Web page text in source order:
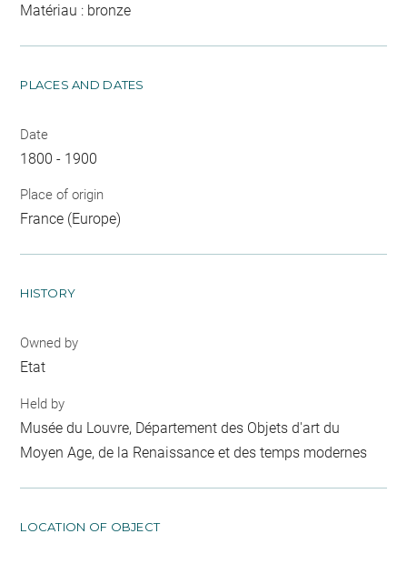
Matériau : bronze
PLACES AND DATES
Date
1800 - 1900
Place of origin
France (Europe)
HISTORY
Owned by
Etat
Held by
Musée du Louvre, Département des Objets d'art du
Moyen Age, de la Renaissance et des temps modernes
LOCATION OF OBJECT